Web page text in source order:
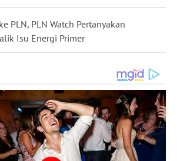
PLN, PLN Watch Pertanyakan
Isu Energi Primer